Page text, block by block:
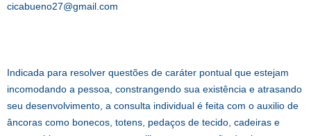
cicabueno27@gmail.com
Indicada para resolver questões de caráter pontual que estejam
incomodando a pessoa, constrangendo sua existência e atrasando
seu desenvolvimento, a consulta individual é feita com o auxilio de
âncoras como bonecos, totens, pedaços de tecido, cadeiras e